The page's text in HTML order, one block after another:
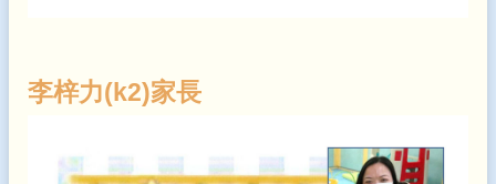
李梓力(k2)家長